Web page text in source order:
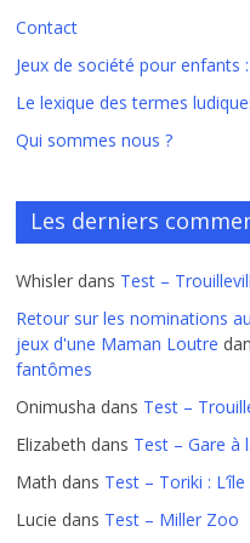
Contact
Jeux de société pour enfants
Le lexique des termes
Qui sommes nous ?
Les derniers
Whisler dans Test –
Retour sur les nominations
jeux d'une Maman Loutre
fantômes
Onimusha dans Test –
Elizabeth dans Test – Gare à
Math dans Test – Toriki :
Lucie dans Test – Miller Zoo